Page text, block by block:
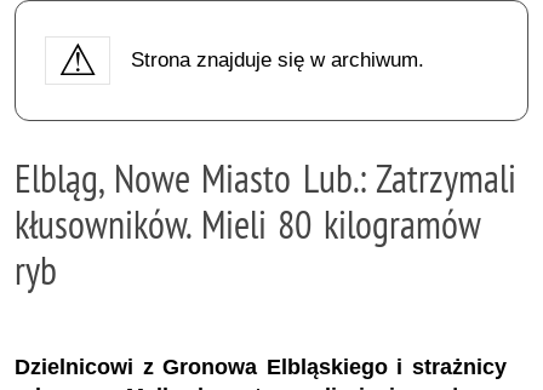
Strona znajduje się w archiwum.
Elbląg, Nowe Miasto Lub.: Zatrzymali
kłusowników. Mieli 80 kilogramów
ryb
Dzielnicowi z Gronowa Elbląskiego i strażnicy